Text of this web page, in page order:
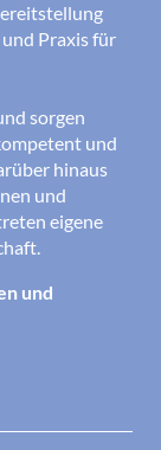
Praxis für
sorgen
und
hinaus
und
eigene
und